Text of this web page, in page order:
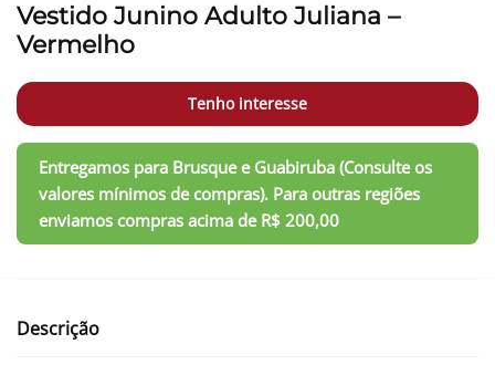
Vestido Junino Adulto Juliana –
Vermelho
Tenho interesse
Descrição